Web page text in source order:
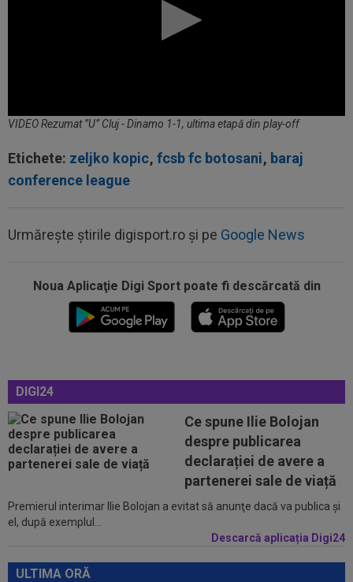
VIDEO Rezumat ”U” Cluj - Dinamo 1-1, ultima etapă din play-off
Etichete: zeljko kopic, fcsb fc botosani, baraj
conference league
Urmărește știrile digisport.ro și pe Google News
Noua Aplicaţie Digi Sport poate fi descărcată din
DIGI24
Ce spune Ilie Bolojan
despre publicarea
declarației de avere a
partenerei sale de viață
Premierul interimar Ilie Bolojan a evitat să anunţe dacă va publica şi
el, după exemplul...
Descarcă aplicația Digi24
ULTIMA ORĂ
ce Tromso a călcat-o în...
după ce CFR a fost umilită de Tromso în...
VIDEO
CFR Cluj - Tromso 0-5 | Umilință
totală pentru gruparea din Gruia care e ca și...
ales
semnat
21:58
N-a mai rezistat! Ioan Varga a anunțat
”curățenia” la CFR, după rușinea cu...
21:55
Camora a spus de ce România e sub Norvegia
la fotbal, după umilința din Gruia...
Tromso 0-5: ”Am arătat rău...